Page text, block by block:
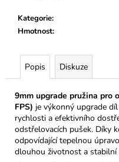
Kategorie:
Hmotnost:
Popis Diskuze
9mm upgrade pružina pro
FPS) je výkonný upgrade
rychlosti a efektivního
odstřelovacích pušek. Díky
odpovídající tepelnou
dlouhou životnost a stabilní